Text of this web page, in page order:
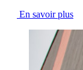
En savoir plus